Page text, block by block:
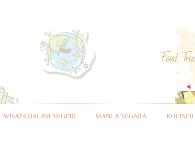
WISATA DALAM NEGERI MANCA NEGARA KULINER